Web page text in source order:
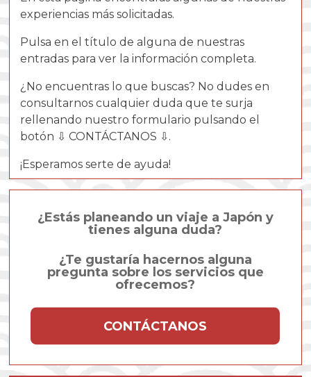
experiencias más solicitadas.
Pulsa en el título de alguna de nuestras
entradas para ver la información completa.
¿No encuentras lo que buscas? No dudes en
consultarnos cualquier duda que te surja
rellenando nuestro formulario pulsando el
botón ⇩ CONTÁCTANOS ⇩.
¡Esperamos serte de ayuda!
¿Estás planeando un viaje a Japón y
tienes alguna duda?
¿Te gustaría hacernos alguna
pregunta sobre los servicios que
ofrecemos?
CONTÁCTANOS